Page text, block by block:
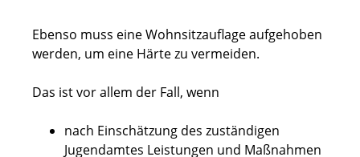
Ebenso muss eine Wohnsitzauflage aufgehoben
werden, um eine Härte zu vermeiden.
Das ist vor allem der Fall, wenn
nach Einschätzung des zuständigen
Jugendamtes Leistungen und Maßnahmen